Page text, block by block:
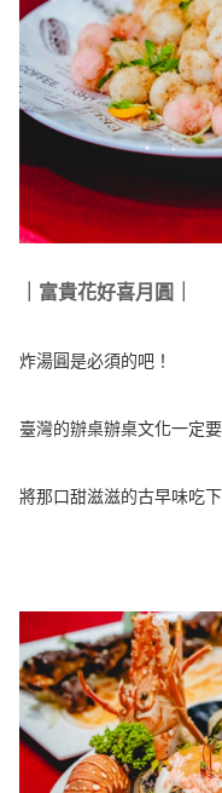
｜富貴花好喜月圓｜
炸湯圓是必須的吧！
臺灣的辦桌辦桌文化一定
將那口甜滋滋的古早味吃